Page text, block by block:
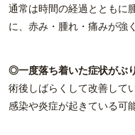
通常は時間の経過とともに
に、赤み・腫れ・痛みが強
◎一度落ち着いた症状がぶ
術後しばらくして改善して
感染や炎症が起きている可